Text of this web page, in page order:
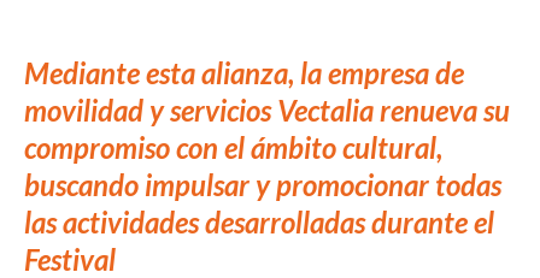
Mediante esta alianza, la empresa de
movilidad y servicios Vectalia renueva su
compromiso con el ámbito cultural,
buscando impulsar y promocionar todas
las actividades desarrolladas durante el
Festival